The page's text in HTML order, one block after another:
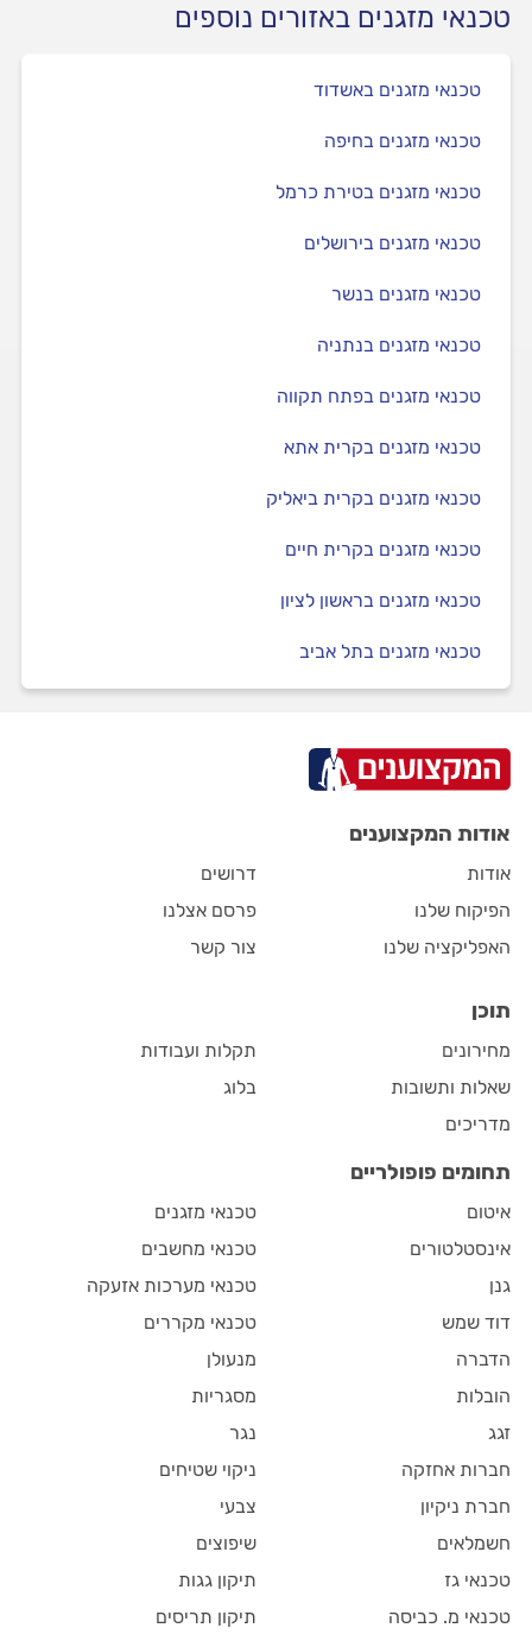
טכנאי מזגנים באזורים נוספים
טכנאי מזגנים באשדוד
טכנאי מזגנים בחיפה
טכנאי מזגנים בטירת כרמל
טכנאי מזגנים בירושלים
טכנאי מזגנים בנשר
טכנאי מזגנים בנתניה
טכנאי מזגנים בפתח תקווה
טכנאי מזגנים בקרית אתא
טכנאי מזגנים בקרית ביאליק
טכנאי מזגנים בקרית חיים
טכנאי מזגנים בראשון לציון
טכנאי מזגנים בתל אביב
אודות המקצוענים
אודות
הפיקוח שלנו
האפליקציה שלנו
דרושים
פרסם אצלנו
צור קשר
תוכן
מחירונים
שאלות ותשובות
מדריכים
תקלות ועבודות
בלוג
תחומים פופולריים
איטום
אינסטלטורים
גנן
דוד שמש
הדברה
הובלות
זגג
חברות אחזקה
חברת ניקיון
חשמלאים
טכנאי גז
טכנאי מ. כביסה
טכנאי מזגנים
טכנאי מחשבים
טכנאי מערכות אזעקה
טכנאי מקררים
מנעולן
מסגריות
נגר
ניקוי שטיחים
צבעי
שיפוצים
תיקון גגות
תיקון תריסים